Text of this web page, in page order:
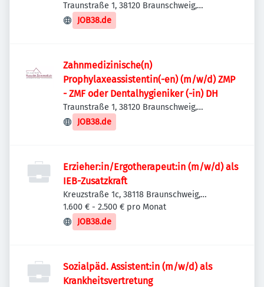
Traunstraße 1, 38120 Braunschweig,
Deutschland
JOB38.de
Zahnmedizinische(n)
Prophylaxeassistentin(-en) (m/w/d) ZMP
- ZMF oder Dentalhygieniker (-in) DH
Traunstraße 1, 38120 Braunschweig,
Deutschland
JOB38.de
Erzieher:in/Ergotherapeut:in (m/w/d) als
IEB-Zusatzkraft
Kreuzstraße 1c, 38118 Braunschweig,
Deutschland
1.600 € - 2.500 € pro Monat
JOB38.de
Sozialpäd. Assistent:in (m/w/d) als
Krankheitsvertretung